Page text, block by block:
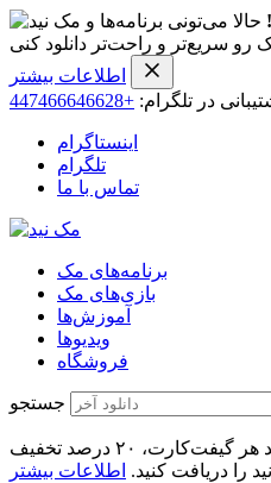
حالا می‌تونی برنامه‌ها و
رو سریع‌تر و راحت‌تر دانلود کنی
اطلاعات بیشتر
در تلگرام: +447466646628
اینستاگرام
تلگرام
تماس با ما
برنامه‌های مک
بازی‌های مک
آموزش‌ها
ویدیو‌ها
فروشگاه
جستجو
تا تاریخ ۳۰ مرداد ۱۴۰۵ با خرید هر گیفت‌کارت، ۲۰ درصد تخفیف
را دریافت کنید. اطلاعات بیشتر